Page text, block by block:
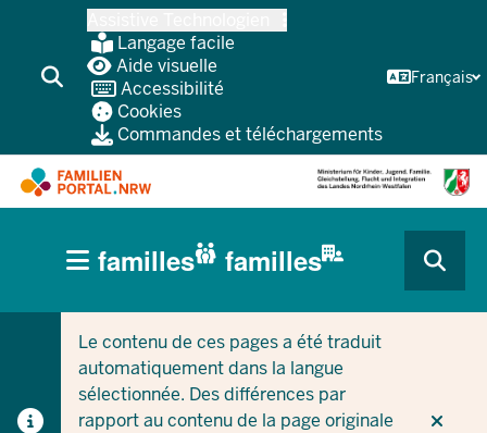
contenu
Langage facile
Aide visuelle
Accessibilité
Cookies
Commandes et téléchargements
Français
CURRENT SECTION POUR LES ENTREPRISES/
CURRENT SECTION POUR LES FAMILLES
HAUPTNAVIGATION
(BÜRGERBEREICH
familles familles
Le contenu de ces pages a été traduit
automatiquement dans la langue
sélectionnée. Des différences par
rapport au contenu de la page originale